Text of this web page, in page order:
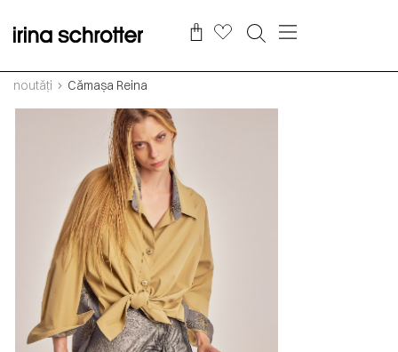
noutăți Cămașa Reina